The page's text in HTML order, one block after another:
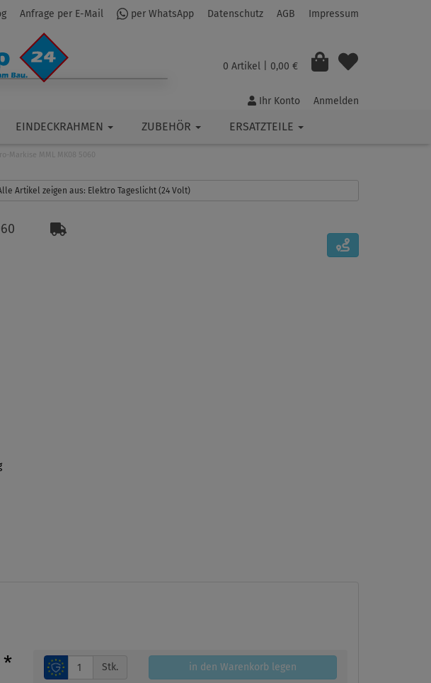
Anfrage per E-Mail per WhatsApp Datenschutz AGB Impressum
0 Artikel | 0,00 €
Ihr Konto Anmelden
EINDECKRAHMEN ZUBEHÖR ERSATZTEILE
Markise MML MK08 5060
Artikel zeigen aus: Elektro Tageslicht (24 Volt)
* Stk. in den Warenkorb legen